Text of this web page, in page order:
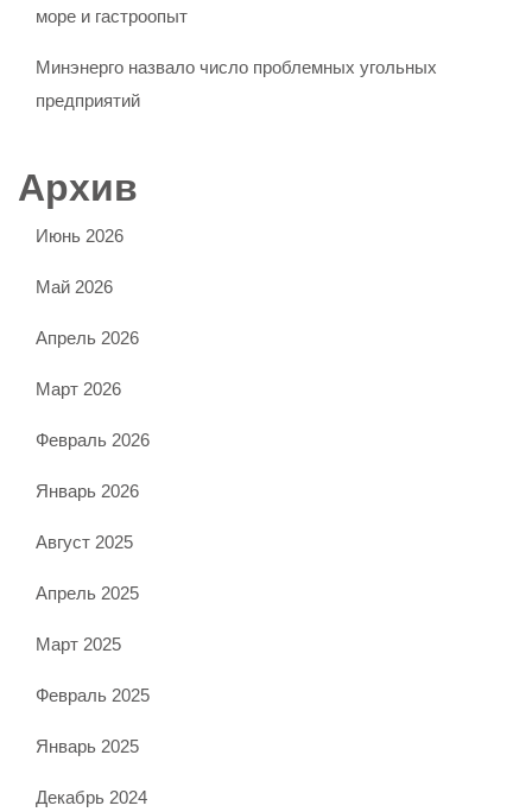
море и гастроопыт
Минэнерго назвало число проблемных угольных
предприятий
Архив
Июнь 2026
Май 2026
Апрель 2026
Март 2026
Февраль 2026
Январь 2026
Август 2025
Апрель 2025
Март 2025
Февраль 2025
Январь 2025
Декабрь 2024